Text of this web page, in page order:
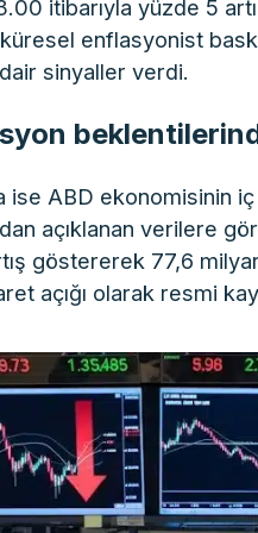
itibarıyla yüzde 5
enflasyonist
sinyaller verdi.
ise ABD ekonomisinin
açıklanan verilere
göstererek 77,6
açığı olarak resmi